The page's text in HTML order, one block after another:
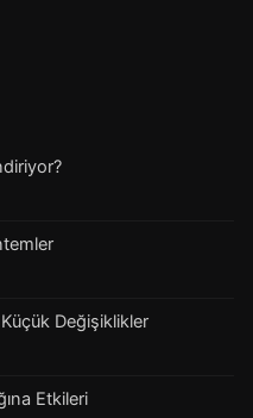
Küçük Değişiklikler
Etkileri